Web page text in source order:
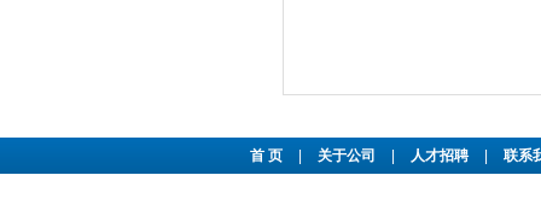
首 页 关于公司 人才招聘 联系